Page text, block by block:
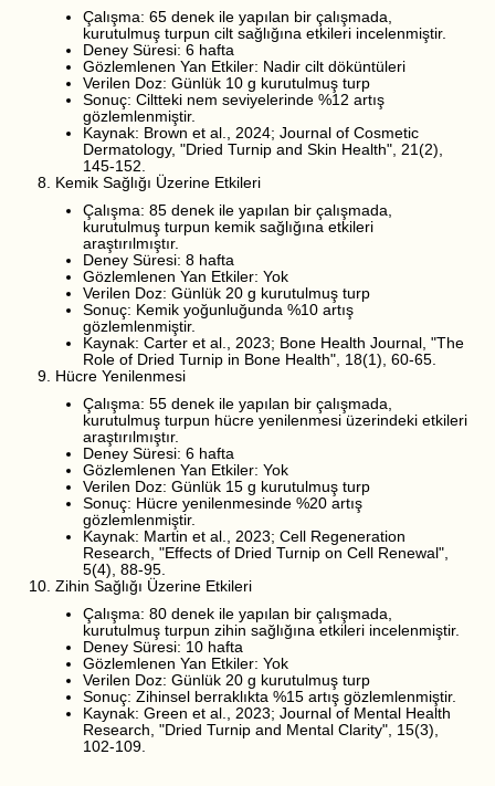
Çalışma: 65 denek ile yapılan bir çalışmada,
kurutulmuş turpun cilt sağlığına etkileri incelenmiştir.
Deney Süresi: 6 hafta
Gözlemlenen Yan Etkiler: Nadir cilt döküntüleri
Verilen Doz: Günlük 10 g kurutulmuş turp
Sonuç: Ciltteki nem seviyelerinde %12 artış
gözlemlenmiştir.
Kaynak: Brown et al., 2024; Journal of Cosmetic
Dermatology, "Dried Turnip and Skin Health", 21(2),
145-152.
Kemik Sağlığı Üzerine Etkileri
Çalışma: 85 denek ile yapılan bir çalışmada,
kurutulmuş turpun kemik sağlığına etkileri
araştırılmıştır.
Deney Süresi: 8 hafta
Gözlemlenen Yan Etkiler: Yok
Verilen Doz: Günlük 20 g kurutulmuş turp
Sonuç: Kemik yoğunluğunda %10 artış
gözlemlenmiştir.
Kaynak: Carter et al., 2023; Bone Health Journal, "The
Role of Dried Turnip in Bone Health", 18(1), 60-65.
Hücre Yenilenmesi
Çalışma: 55 denek ile yapılan bir çalışmada,
kurutulmuş turpun hücre yenilenmesi üzerindeki etkileri
araştırılmıştır.
Deney Süresi: 6 hafta
Gözlemlenen Yan Etkiler: Yok
Verilen Doz: Günlük 15 g kurutulmuş turp
Sonuç: Hücre yenilenmesinde %20 artış
gözlemlenmiştir.
Kaynak: Martin et al., 2023; Cell Regeneration
Research, "Effects of Dried Turnip on Cell Renewal",
5(4), 88-95.
Zihin Sağlığı Üzerine Etkileri
Çalışma: 80 denek ile yapılan bir çalışmada,
kurutulmuş turpun zihin sağlığına etkileri incelenmiştir.
Deney Süresi: 10 hafta
Gözlemlenen Yan Etkiler: Yok
Verilen Doz: Günlük 20 g kurutulmuş turp
Sonuç: Zihinsel berraklıkta %15 artış gözlemlenmiştir.
Kaynak: Green et al., 2023; Journal of Mental Health
Research, "Dried Turnip and Mental Clarity", 15(3),
102-109.